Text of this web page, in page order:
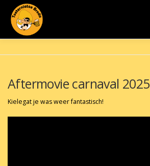
naar
inhoud
Aftermovie carnaval 2025
Kielegat je was weer fantastisch!